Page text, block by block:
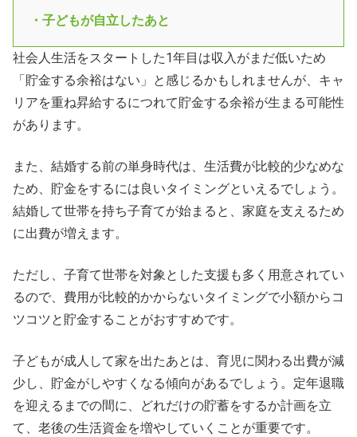
・子どもが自立したあと
社会人生活をスタートした1年目は収入がまだ低いため
「貯金する余裕はない」と感じるかもしれませんが、キャ
リアを重ね昇給するにつれて貯金する余裕が生まる可能性
があります。
また、結婚する前の単身時代は、生活費が比較的少なめな
ため、貯金をするには良いタイミングといえるでしょう。
結婚して世帯を持ち子育てが始まると、家庭を支えるため
に出費が増えます。
ただし、子育て世帯を対象とした支援も多く用意されてい
るので、費用が比較的かからないタイミングで小額からコ
ツコツと貯金することがおすすめです。
子どもが成人して家を出たあとは、育児に関わる出費が減
少し、貯金がしやすくなる傾向があるでしょう。定年退職
を迎えるまでの間に、どれだけの貯蓄をするか計画を立
て、老後の生活資金を増やしていくことが重要です。